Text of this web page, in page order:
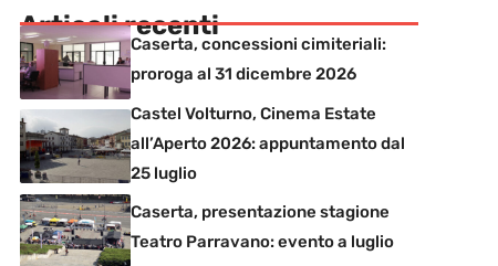
Articoli recenti
Caserta, concessioni cimiteriali:
proroga al 31 dicembre 2026
Castel Volturno, Cinema Estate
all’Aperto 2026: appuntamento dal
25 luglio
Caserta, presentazione stagione
Teatro Parravano: evento a luglio